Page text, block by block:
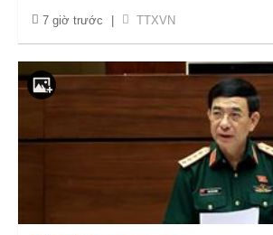
7 giờ trước TTXVN